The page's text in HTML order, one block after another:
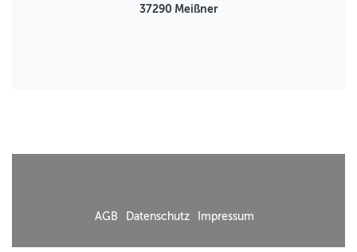
37290 Meißner
AGB Datenschutz Impressum